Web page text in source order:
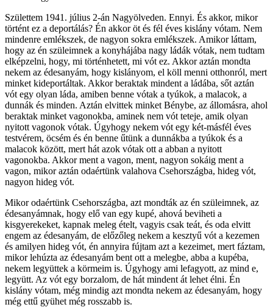
Születtem 1941. július 2-án Nagyölveden. Ennyi. És akkor, mikor
történt ez a deportálás? Én akkor öt és fél éves kislány vótam. Nem
mindenre emlékszek, de nagyon sokra emlékszek. Amikor láttam,
hogy az én szüleimnek a konyhájába nagy ládák vótak, nem tudtam
elképzelni, hogy, mi történhetett, mi vót ez. Akkor aztán mondta
nekem az édesanyám, hogy kislányom, el köll menni otthonról, mert
minket kideportáltak. Akkor beraktak mindent a ládába, sőt aztán
vót egy olyan láda, amiben benne vótak a tyúkok, a malacok, a
dunnák és minden. Aztán elvittek minket Bénybe, az állomásra, ahol
beraktak minket vagonokba, aminek nem vót teteje, amik olyan
nyitott vagonok vótak. Úgyhogy nekem vót egy két-másfél éves
testvérem, öcsém és én benne űtünk a dunnákba a tyúkok és a
malacok között, mert hát azok vótak ott a abban a nyitott
vagonokba. Akkor ment a vagon, ment, nagyon sokáig ment a
vagon, mikor aztán odaértünk valahova Csehországba, hideg vót,
nagyon hideg vót.
Mikor odaértünk Csehországba, azt mondták az én szüleimnek, az
édesanyámnak, hogy elő van egy kupé, ahová beviheti a
kisgyerekeket, kapnak meleg ételt, vagyis csak teát, és oda elvitt
engem az édesanyám, de előzőleg nekem a kesztyű vót a kezemen
és amilyen hideg vót, én annyira fújtam azt a kezeimet, mert fáztam,
mikor lehúzta az édesanyám bent ott a melegbe, abba a kupéba,
nekem legyüttek a körmeim is. Úgyhogy ami lefagyott, az mind e,
legyütt. Az vót egy borzalom, de hát mindent át lehet élni. Én
kislány vótam, még mindig azt mondta nekem az édesanyám, hogy
még ettű gyühet még rosszabb is.